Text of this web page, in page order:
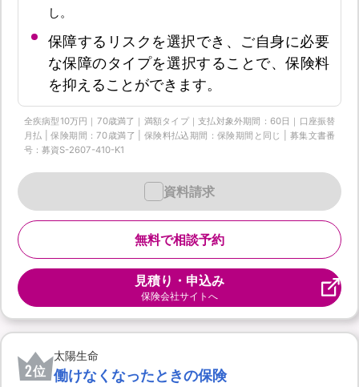
し。
保障するリスクを選択でき、ご自身に必要
な保障のタイプを選択することで、保険料
を抑えることができます。
全疾病型10万円｜70歳満了｜満額タイプ｜支払対象外期間：60日｜口座振替
月払 | 保険期間：70歳満了 | 保険料払込期間：保険期間と同じ | 募集文書番
号：募資S-2607-410-K1
無料で相談予約
資料請求
見積り・申込み
保険会社サイトへ
2位
太陽生命
働けなくなったときの保険